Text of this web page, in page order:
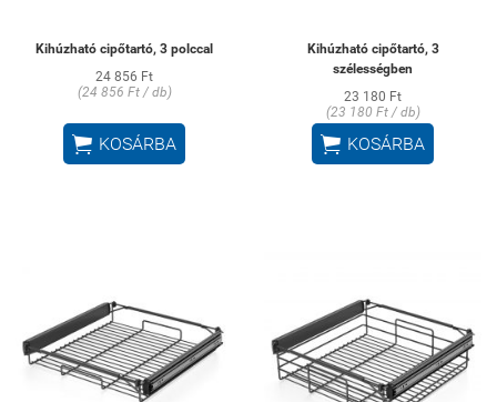
Kihúzható cipőtartó, 3 polccal
24 856 Ft
(24 856 Ft / db)
 KOSÁRBA
Kihúzható cipőtartó, 3
szélességben
23 180 Ft
(23 180 Ft / db)
 KOSÁRBA